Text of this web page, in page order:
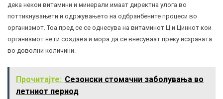
дека некои витамини и минерали имаат директна улога во
поттикнувањети и одржувањето на одбранбените процеси во
организмот. Тоа пред се се однесува на витаминот Ц и Цинкот кои
организмот не ги создава и мора да се внесуваат преку исхраната
во доволни количини.
Прочитајте: Сезонски стомачни зaболувања во
летниот период